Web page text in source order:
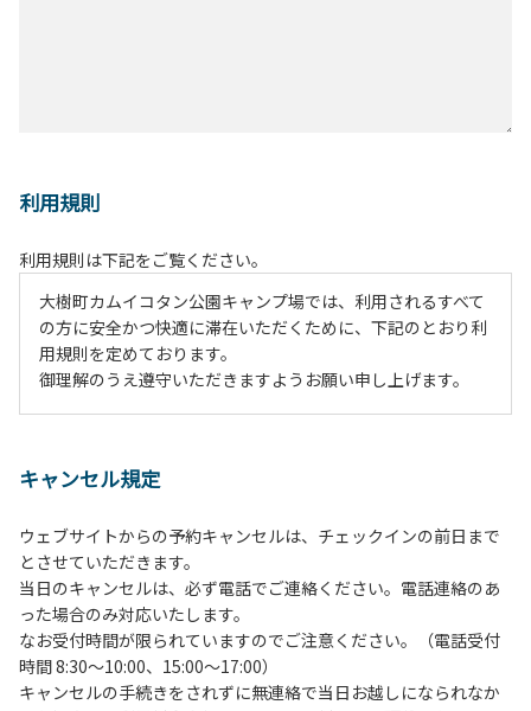
利用規則
利用規則は下記をご覧ください。
大樹町カムイコタン公園キャンプ場では、利用されるすべて
の方に安全かつ快適に滞在いただくために、下記のとおり利
用規則を定めております。
御理解のうえ遵守いただきますようお願い申し上げます。
２、中学生以下だけでの利用はできません。高校生以上の方
３、テントサイト（多目的広場を含む。）の使用は、事前に
予約いただいた方のみで、連泊の方を除き、正午からです。
基本的に、テント1張りにつき1区画の予約をお願いします。
管理棟にてチェックインの手続きを行ってください。午後3
時前にお越しの方は、午後3時になりましたら管理棟にて手
続きを行ってください。午後5時過ぎにお越しの方は、翌朝
手続きを行ってください。
キャンセル規定
ウェブサイトからの予約キャンセルは、チェックインの前日まで
とさせていただきます。
当日のキャンセルは、必ず電話でご連絡ください。電話連絡のあ
った場合のみ対応いたします。
なお受付時間が限られていますのでご注意ください。（電話受付
時間 8:30～10:00、15:00～17:00）
キャンセルの手続きをされずに無連絡で当日お越しになられなか